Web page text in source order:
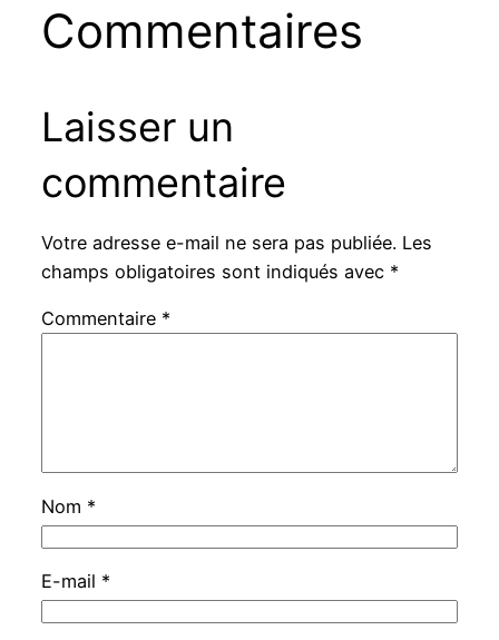
Commentaires
Laisser un
commentaire
Votre adresse e-mail ne sera pas publiée. Les
champs obligatoires sont indiqués avec *
Commentaire *
Nom *
E-mail *